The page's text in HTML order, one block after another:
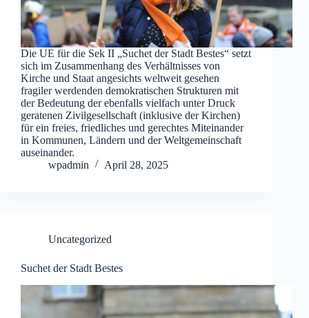
Die UE für die Sek II „Suchet der Stadt Bestes“ setzt
sich im Zusammenhang des Verhältnisses von
Kirche und Staat angesichts weltweit gesehen
fragiler werdenden demokratischen Strukturen mit
der Bedeutung der ebenfalls vielfach unter Druck
geratenen Zivilgesellschaft (inklusive der Kirchen)
für ein freies, friedliches und gerechtes Miteinander
in Kommunen, Ländern und der Weltgemeinschaft
auseinander.
wpadmin
April 28, 2025
Uncategorized
Suchet der Stadt Bestes